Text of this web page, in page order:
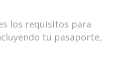
los requisitos para
tu pasaporte,